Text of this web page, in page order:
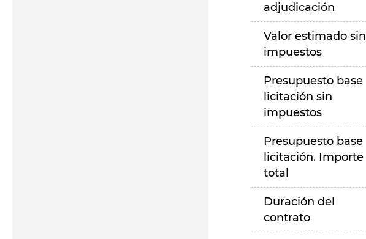
adjudicación
Valor estimado sin
impuestos
Presupuesto base
licitación sin
impuestos
Presupuesto base
licitación. Importe
total
Duración del
contrato